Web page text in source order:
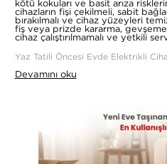
kötü kokuları ve basit arıza
cihazların fişi çekilmeli, sabit
bırakılmalı ve cihaz yüzeyleri
fiş veya prizde kararma,
cihaz çalıştırılmamalı ve yetkili
Yaz Tatili Öncesi Evde Elektrikli
Devamını oku